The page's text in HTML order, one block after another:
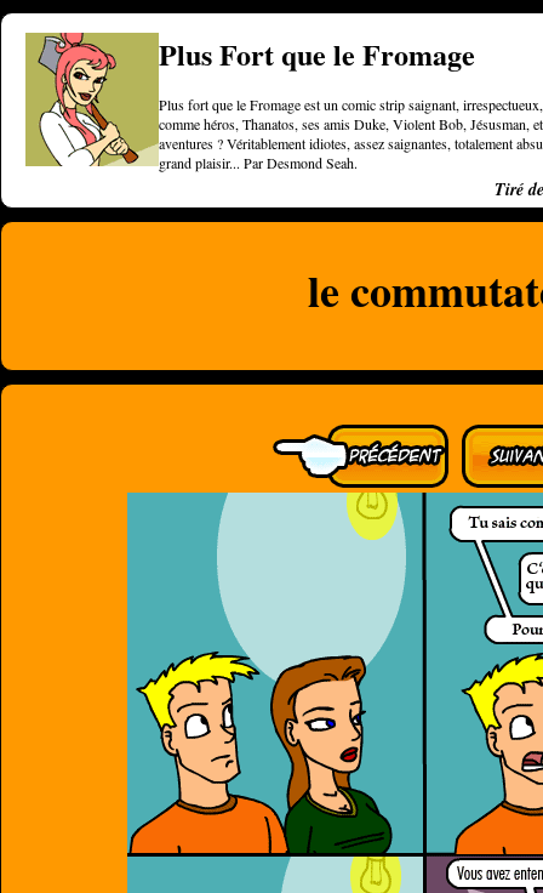
Plus Fort que le Fromage
Plus fort que le Fromage est un comic strip saignant,
comme héros, Thanatos, ses amis Duke, Violent Bob, Jésusman,
aventures ? Véritablement idiotes, assez saignantes, totalement
grand plaisir... Par Desmond Seah.
Tiré
le